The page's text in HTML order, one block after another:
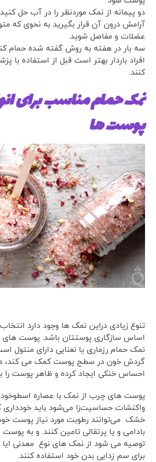
آرامش درون آن قرار بگیرید به نحوی که
عضلات و مفاصل شوید.
سه بار در هفته به روش گفته شده حمام
افراد باردار بهتر است قبل از استفاده با
کنند.
نمک حمام مناسب برای
پوست ها
تنوع زیادی دراین نمک ها وجود دارد انتخاب
اساس سازگاری پوستتان باشد. پوست های
نمک حمام رزماری یا نعنایی دارای منتول
گردش خون در سطح پوست کمک می کند،
احساس خنکی ایجاد کرده و ظاهر پوست را
پوست های چرب از نمک با عصاره
واکنشات حساسیت‌زا می‌شود باید
خشک می‌توانند رطوبت مورد نیاز پوست خود
بادامی و یا پرتقالی تامین کنند. و به
توصیه می شود از نمک های نوع معدنی ایا
برای سم زدایی بدن خود استفاده کنند.